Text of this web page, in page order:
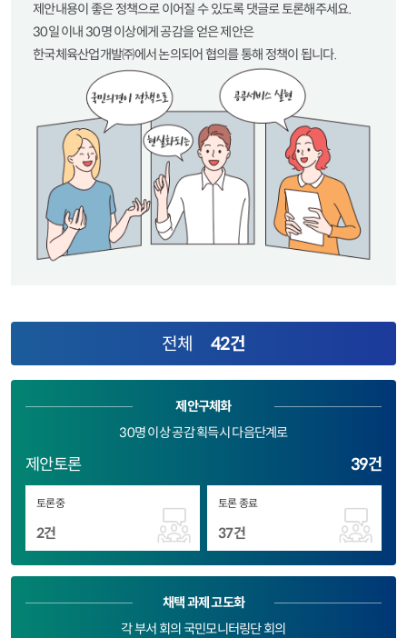
발
주
제안내용이 좋은 정책으로 이어질 수 있도록 댓글로 토론해주세요.
30일 이내 30명 이상에게 공감을 얻은 제안은
한국체육산업개발㈜에서 논의되어 협의를 통해 정책이 됩니다.
전체 42건
제안구체화
30명 이상 공감 획득시 다음단계로
제안토론 39건
토론중
2건
토론 종료
37건
채택 과제 고도화
각 부서 회의 국민모니터링단 회의